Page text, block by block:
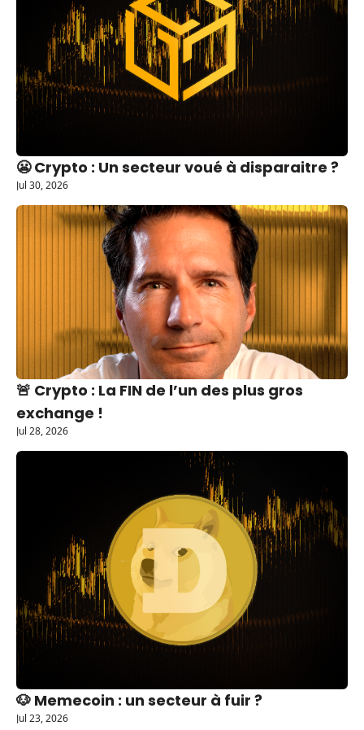
😬 Crypto : Un secteur voué à disparaitre ?
Jul 30, 2026
🚨 Crypto : La FIN de l’un des plus gros
exchange !
Jul 28, 2026
🐶 Memecoin : un secteur à fuir ?
Jul 23, 2026